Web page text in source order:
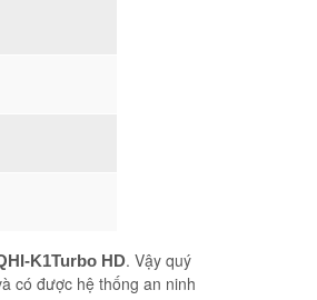
K1Turbo HD​. Vậy quý
có được hệ thống an ninh